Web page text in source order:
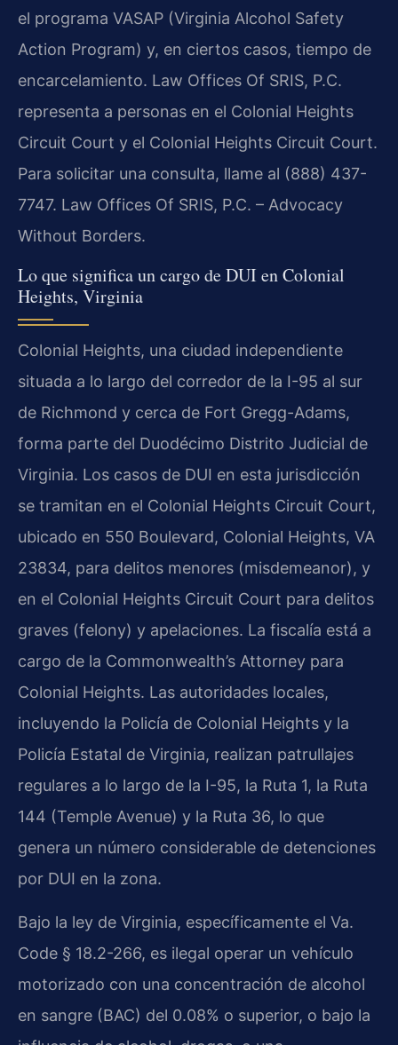
el programa VASAP (Virginia Alcohol Safety
Action Program) y, en ciertos casos, tiempo de
encarcelamiento. Law Offices Of SRIS, P.C.
representa a personas en el Colonial Heights
Circuit Court y el Colonial Heights Circuit Court.
Para solicitar una consulta, llame al (888) 437-
7747. Law Offices Of SRIS, P.C. – Advocacy
Without Borders.
Lo que significa un cargo de DUI en Colonial
Heights, Virginia
Colonial Heights, una ciudad independiente
situada a lo largo del corredor de la I-95 al sur
de Richmond y cerca de Fort Gregg-Adams,
forma parte del Duodécimo Distrito Judicial de
Virginia. Los casos de DUI en esta jurisdicción
se tramitan en el Colonial Heights Circuit Court,
ubicado en 550 Boulevard, Colonial Heights, VA
23834, para delitos menores (misdemeanor), y
en el Colonial Heights Circuit Court para delitos
graves (felony) y apelaciones. La fiscalía está a
cargo de la Commonwealth’s Attorney para
Colonial Heights. Las autoridades locales,
incluyendo la Policía de Colonial Heights y la
Policía Estatal de Virginia, realizan patrullajes
regulares a lo largo de la I-95, la Ruta 1, la Ruta
144 (Temple Avenue) y la Ruta 36, lo que
genera un número considerable de detenciones
por DUI en la zona.
Bajo la ley de Virginia, específicamente el Va.
Code § 18.2-266, es ilegal operar un vehículo
motorizado con una concentración de alcohol
en sangre (BAC) del 0.08% o superior, o bajo la